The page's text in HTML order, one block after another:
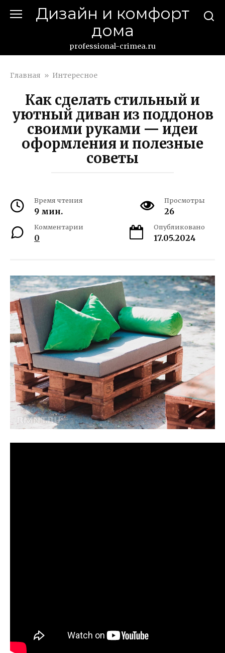
Дизайн и комфорт
дома
professional-crimea.ru
Главная » Интересное
Как сделать стильный и
уютный диван из поддонов
своими руками — идеи
оформления и полезные
советы
Время чтения
9 мин.
Просмотры
26
Комментарии
0
Опубликовано
17.05.2024